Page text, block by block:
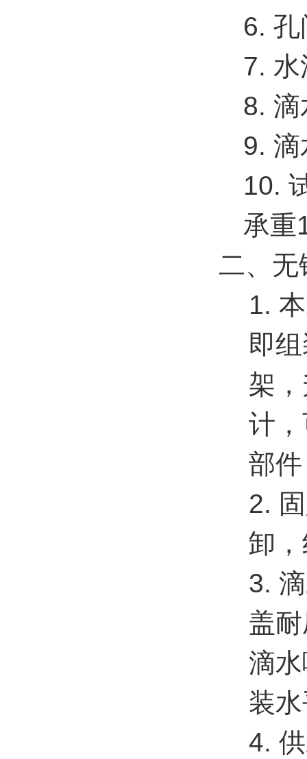
6.
7.
8.
9. 滴
10.
承重
二、无
1.
即
架
计
部
2.
卸
3.
盖
滴
装
4.